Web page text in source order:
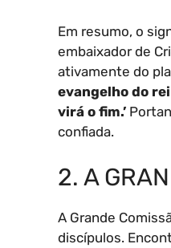
Em resumo, o
embaixador de
ativamente do
evangelho do
virá o fim.’
confiada.
2. A
A Grande
discípulos.